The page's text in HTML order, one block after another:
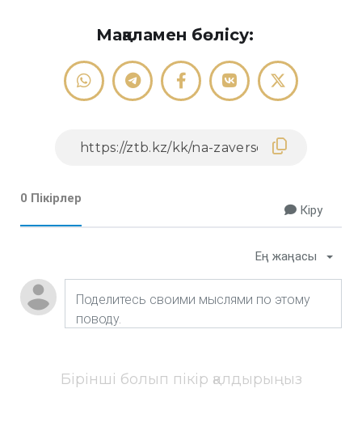
Мақаламен бөлісу:
0 Пікірлер
Кіру
Ең жаңасы
Бірінші болып пікір қалдырыңыз